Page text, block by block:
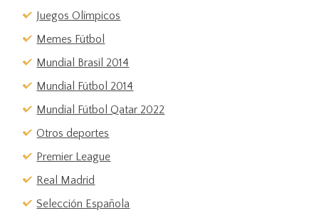
Juegos Olímpicos
Memes Fútbol
Mundial Brasil 2014
Mundial Fútbol 2014
Mundial Fútbol Qatar 2022
Otros deportes
Premier League
Real Madrid
Selección Española